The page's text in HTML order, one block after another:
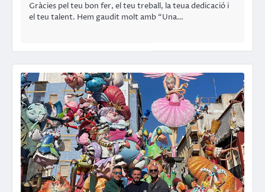
Gràcies pel teu bon fer, el teu treball, la teua dedicació i
el teu talent. Hem gaudit molt amb “Una…